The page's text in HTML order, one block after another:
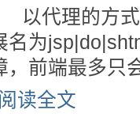
以代理的方式
名为
，前端最多只
阅读全文